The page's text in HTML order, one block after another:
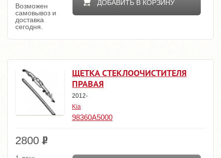
ДОБАВИТЬ В КОРЗИНУ
Возможен
самовывоз и
доставка
сегодня.
ЩЕТКА СТЕКЛООЧИСТИТЕЛЯ
ПРАВАЯ
2012-
Kia
98360A5000
2800